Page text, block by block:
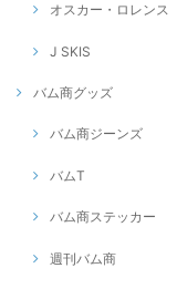
オスカー・ロレンス
J SKIS
バム商グッズ
バム商ジーンズ
バムT
バム商ステッカー
週刊バム商